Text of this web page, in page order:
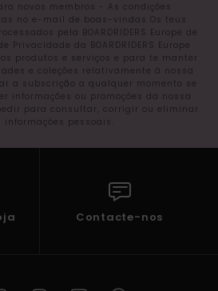
novos membros - As condições
no e-mail de boas-vindas Os teus
pela BOARDRIDERS Europe de
da BOARDRIDERS Europe
produtos e serviços e para te manter
e coleções relativamente à nossa
a subscrição a qualquer momento se
informações ou promoções da nossa
para consultar, corrigir ou eliminar
pessoais.
Contacte-nos